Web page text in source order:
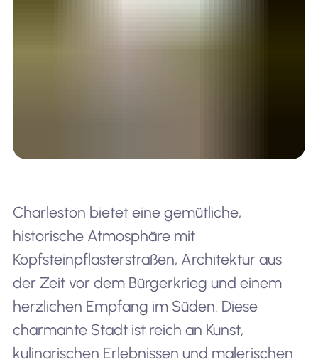
Charleston bietet eine gemütliche,
historische Atmosphäre mit
Kopfsteinpflasterstraßen, Architektur aus
der Zeit vor dem Bürgerkrieg und einem
herzlichen Empfang im Süden. Diese
charmante Stadt ist reich an Kunst,
kulinarischen Erlebnissen und malerischen